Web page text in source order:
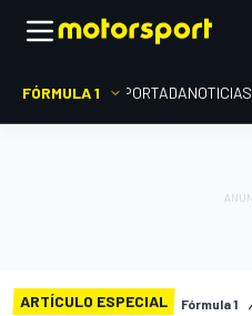
FÓRMULA 1 PORTADANOTICIAS
ARTÍCULO ESPECIAL Fórmula 1